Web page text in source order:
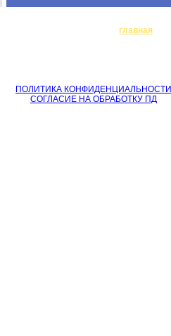
главная
ПОЛИТИКА КОНФИДЕНЦИАЛЬНОСТИ
СОГЛАСИЕ НА ОБРАБОТКУ ПД